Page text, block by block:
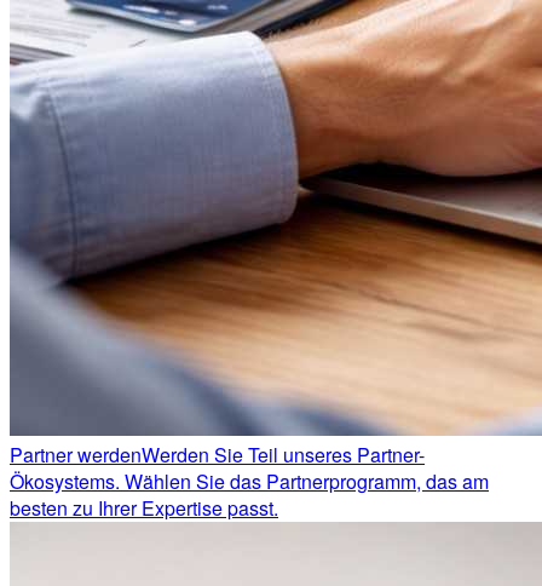
Partner werdenWerden Sie Teil unseres Partner-
Ökosystems. Wählen Sie das Partnerprogramm, das am
besten zu Ihrer Expertise passt.